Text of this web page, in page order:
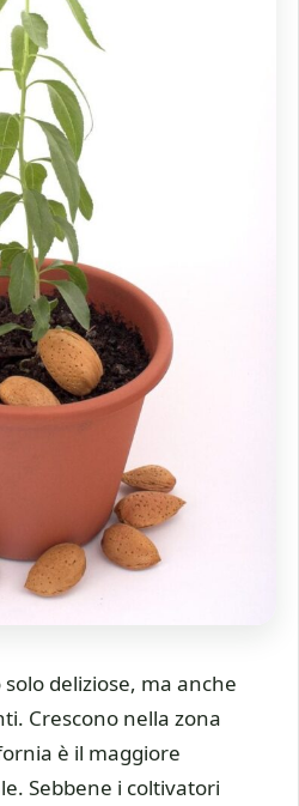
deliziose, ma anche
Crescono nella zona
è il maggiore
Sebbene i coltivatori